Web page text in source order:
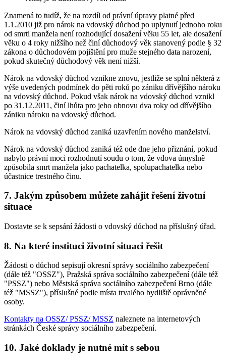
Znamená to tudíž, že na rozdíl od právní úpravy platné před
1.1.2010 již pro nárok na vdovský důchod po uplynutí jednoho roku
od smrti manžela není rozhodující dosažení věku 55 let, ale dosažení
věku o 4 roky nižšího než činí důchodový věk stanovený podle § 32
zákona o důchodovém pojištění pro muže stejného data narození,
pokud skutečný důchodový věk není nižší.
Nárok na vdovský důchod vznikne znovu, jestliže se splní některá z
výše uvedených podmínek do pěti roků po zániku dřívějšího nároku
na vdovský důchod. Pokud však nárok na vdovský důchod vznikl
po 31.12.2011, činí lhůta pro jeho obnovu dva roky od dřívějšího
zániku nároku na vdovský důchod.
Nárok na vdovský důchod zaniká uzavřením nového manželství.
Nárok na vdovský důchod zaniká též ode dne jeho přiznání, pokud
nabylo právní moci rozhodnutí soudu o tom, že vdova úmyslně
způsobila smrt manžela jako pachatelka, spolupachatelka nebo
účastnice trestného činu.
7. Jakým způsobem můžete zahájit řešení životní
situace
Dostavte se k sepsání žádosti o vdovský důchod na příslušný úřad.
8. Na které instituci životní situaci řešit
Žádosti o důchod sepisují okresní správy sociálního zabezpečení
(dále též "OSSZ"), Pražská správa sociálního zabezpečení (dále též
"PSSZ") nebo Městská správa sociálního zabezpečení Brno (dále
též "MSSZ"), příslušné podle místa trvalého bydliště oprávněné
osoby.
Kontakty na OSSZ/ PSSZ/ MSSZ naleznete na internetových
stránkách České správy sociálního zabezpečení.
10. Jaké doklady je nutné mít s sebou